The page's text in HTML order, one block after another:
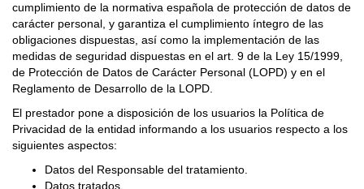
cumplimiento de la normativa española de protección de datos de
carácter personal, y garantiza el cumplimiento íntegro de las
obligaciones dispuestas, así como la implementación de las
medidas de seguridad dispuestas en el art. 9 de la Ley 15/1999,
de Protección de Datos de Carácter Personal (LOPD) y en el
Reglamento de Desarrollo de la LOPD.
El prestador pone a disposición de los usuarios la Política de
Privacidad de la entidad informando a los usuarios respecto a los
siguientes aspectos:
Datos del Responsable del tratamiento.
Datos tratados.